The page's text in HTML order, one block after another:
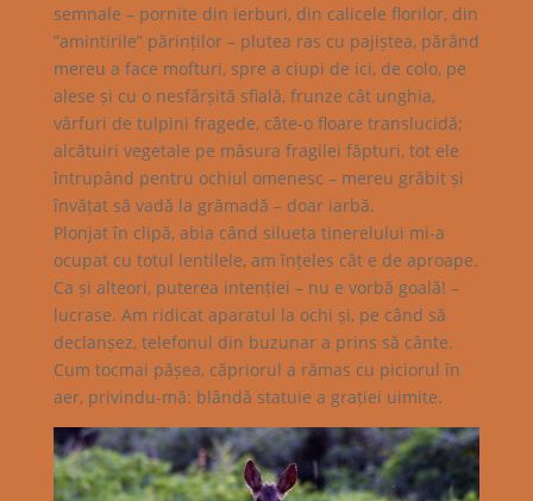
semnale – pornite din ierburi, din calicele florilor, din
”amintirile” părinților – plutea ras cu pajiștea, părând
mereu a face mofturi, spre a ciupi de ici, de colo, pe
alese și cu o nesfârșită sfială, frunze cât unghia,
vârfuri de tulpini fragede, câte-o floare translucidă;
alcătuiri vegetale pe măsura fragilei făpturi, tot ele
întrupând pentru ochiul omenesc – mereu grăbit și
învățat să vadă la grămadă – doar iarbă.
Plonjat în clipă, abia când silueta tinerelului mi-a
ocupat cu totul lentilele, am înțeles cât e de aproape.
Ca și alteori, puterea intenției – nu e vorbă goală! –
lucrase. Am ridicat aparatul la ochi și, pe când să
declanșez, telefonul din buzunar a prins să cânte.
Cum tocmai pășea, căpriorul a rămas cu piciorul în
aer, privindu-mă: blândă statuie a grației uimite.